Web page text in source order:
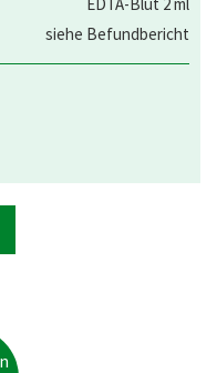
siehe Befundbericht